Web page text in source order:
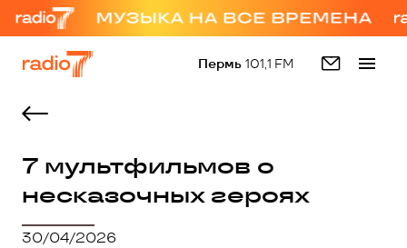
Пермь 101,1 FM
7 мультфильмов о
несказочных героях
30/04/2026